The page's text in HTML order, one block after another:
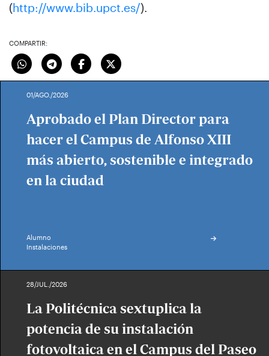
(http://www.bib.upct.es/).
COMPARTIR:
01/AGO./2026
Aprobado el Plan Director para
hacer el Campus de Alfonso XIII
más abierto, sostenible e integrado
en la ciudad
Alumno
Instalaciones
28/JUL./2026
La Politécnica sextuplica la
potencia de su instalación
fotovoltaica en el Campus del Paseo